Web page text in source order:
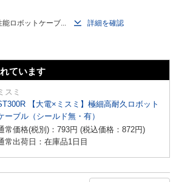
ロボットケーブ...
詳細を確認
ています
スミ
【大電×ミスミ】極細高耐久ロボット
ーブル（シールド無・有）
常価格(税別)： 793円 (税込価格： 872円)
常出荷日：在庫品1日目